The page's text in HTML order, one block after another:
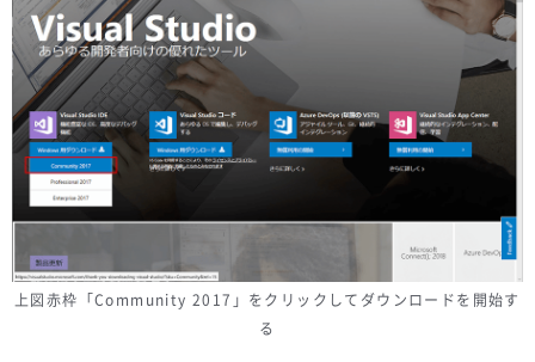
上図赤枠「Community 2017」をクリックしてダウンロードを開始す
る